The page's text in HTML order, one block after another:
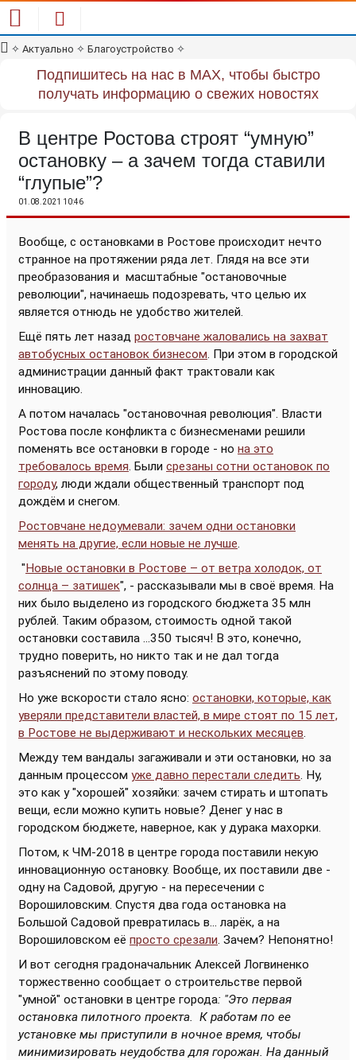
✧ Актуально ✧ Благоустройство ✧
Подпишитесь на нас в MAX, чтобы быстро
получать информацию о свежих новостях
В центре Ростова строят “умную”
остановку – а зачем тогда ставили
“глупые”?
01.08.2021 10:46
Вообще, с остановками в Ростове происходит нечто
странное на протяжении ряда лет. Глядя на все эти
преобразования и масштабные "остановочные
революции", начинаешь подозревать, что целью их
является отнюдь не удобство жителей.
Ещё пять лет назад ростовчане жаловались на захват
автобусных остановок бизнесом. При этом в городской
администрации данный факт трактовали как
инновацию.
А потом началась "остановочная революция". Власти
Ростова после конфликта с бизнесменами решили
поменять все остановки в городе - но на это
требовалось время. Были срезаны сотни остановок по
городу, люди ждали общественный транспорт под
дождём и снегом.
Ростовчане недоумевали: зачем одни остановки
менять на другие, если новые не лучше.
"Новые остановки в Ростове – от ветра холодок, от
солнца – затишек", - рассказывали мы в своё время. На
них было выделено из городского бюджета 35 млн
рублей. Таким образом, стоимость одной такой
остановки составила ...350 тысяч! В это, конечно,
трудно поверить, но никто так и не дал тогда
разъяснений по этому поводу.
Но уже вскорости стало ясно: остановки, которые, как
уверяли представители властей, в мире стоят по 15 лет,
в Ростове не выдерживают и нескольких месяцев.
Между тем вандалы загаживали и эти остановки, но за
данным процессом уже давно перестали следить. Ну,
это как у "хорошей" хозяйки: зачем стирать и штопать
вещи, если можно купить новые? Денег у нас в
городском бюджете, наверное, как у дурака махорки.
Потом, к ЧМ-2018 в центре города поставили некую
инновационную остановку. Вообще, их поставили две -
одну на Садовой, другую - на пересечении с
Ворошиловским. Спустя два года остановка на
Большой Садовой превратилась в... ларёк, а на
Ворошиловском её просто срезали. Зачем? Непонятно!
И вот сегодня градоначальник Алексей Логвиненко
торжественно сообщает о строительстве первой
"умной" остановки в центре города: "Это первая
остановка пилотного проекта. К работам по ее
установке мы приступили в ночное время, чтобы
минимизировать неудобства для горожан. На данный